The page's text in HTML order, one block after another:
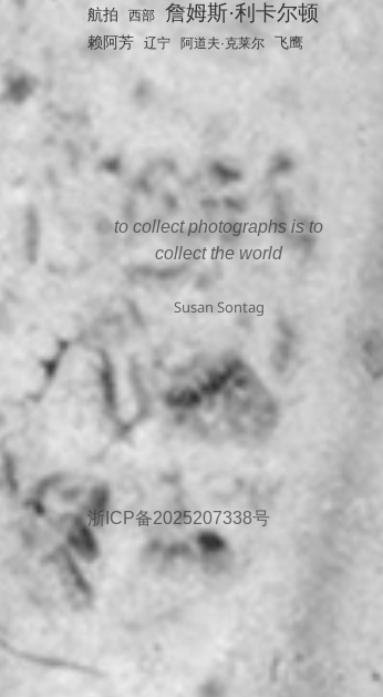
航拍 西部 詹姆斯·利卡尔顿
赖阿芳 辽宁 阿道夫·克莱尔 飞鹰
to collect photographs is to
collect the world
Susan Sontag
浙ICP备2025207338号